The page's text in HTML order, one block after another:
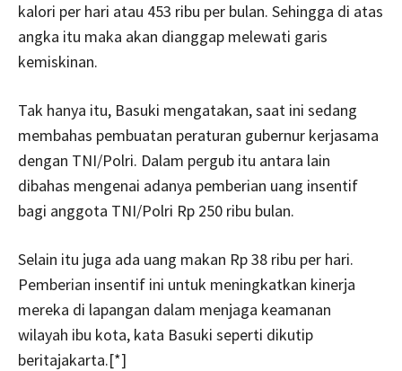
kalori per hari atau 453 ribu per bulan. Sehingga di atas
angka itu maka akan dianggap melewati garis
kemiskinan.
Tak hanya itu, Basuki mengatakan, saat ini sedang
membahas pembuatan peraturan gubernur kerjasama
dengan TNI/Polri. Dalam pergub itu antara lain
dibahas mengenai adanya pemberian uang insentif
bagi anggota TNI/Polri Rp 250 ribu bulan.
Selain itu juga ada uang makan Rp 38 ribu per hari.
Pemberian insentif ini untuk meningkatkan kinerja
mereka di lapangan dalam menjaga keamanan
wilayah ibu kota, kata Basuki seperti dikutip
beritajakarta.[*]